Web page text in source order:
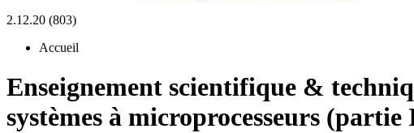
2.12.20 (803)
Accueil
Enseignement scientifique &
systèmes à microprocesseurs (partie